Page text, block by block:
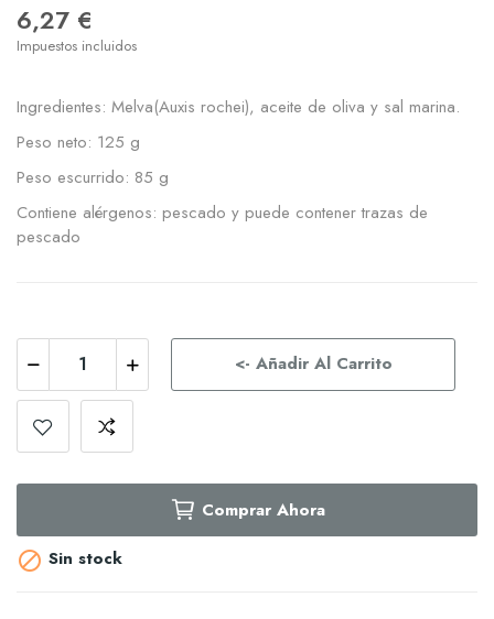
6,27 €
Impuestos incluidos
Ingredientes: Melva(Auxis rochei), aceite de oliva y sal marina.
Peso neto: 125 g
Peso escurrido: 85 g
Contiene alérgenos: pescado y puede contener trazas de
pescado
<- Añadir Al Carrito
Comprar Ahora
 Sin stock